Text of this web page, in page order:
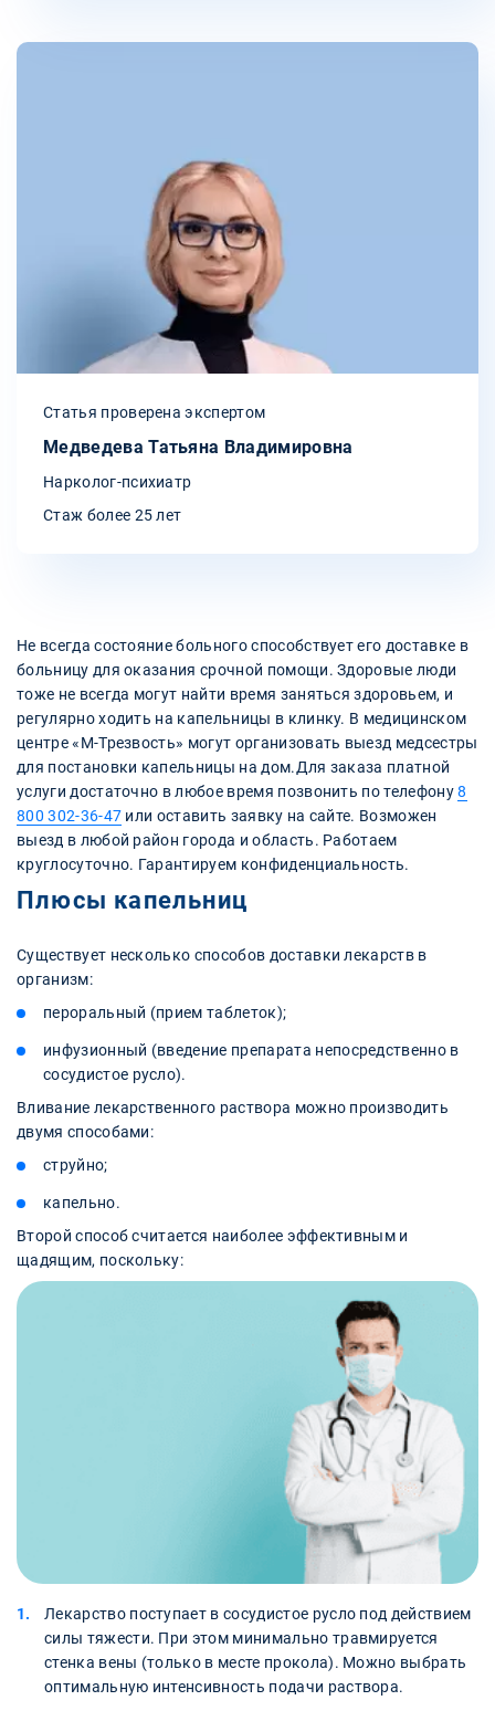
Статья проверена экспертом
Медведева Татьяна Владимировна
Нарколог-психиатр
Стаж более 25 лет
Не всегда состояние больного способствует его доставке в
больницу для оказания срочной помощи. Здоровые люди
тоже не всегда могут найти время заняться здоровьем, и
регулярно ходить на капельницы в клинку. В медицинском
центре «М-Трезвость» могут организовать выезд медсестры
для постановки капельницы на дом.Для заказа платной
услуги достаточно в любое время позвонить по телефону8
800 302-36-47 или оставить заявку на сайте. Возможен
выезд в любой район города и область. Работаем
круглосуточно. Гарантируем конфиденциальность.
Плюсы капельниц
Существует несколько способов доставки лекарств в
организм:
пероральный (прием таблеток);
инфузионный (введение препарата непосредственно в
сосудистое русло).
Вливание лекарственного раствора можно производить
двумя способами:
струйно;
капельно.
Второй способ считается наиболее эффективным и
щадящим, поскольку:
Лекарство поступает в сосудистое русло под действием
силы тяжести. При этом минимально травмируется
стенка вены (только в месте прокола). Можно выбрать
оптимальную интенсивность подачи раствора.